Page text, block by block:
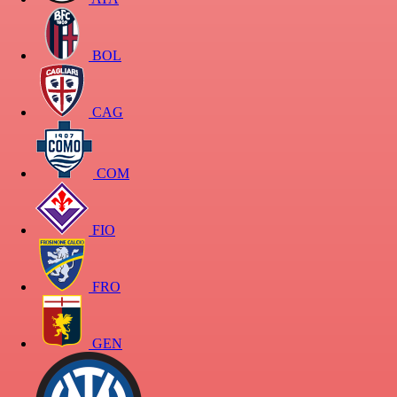
BOL
CAG
COM
FIO
FRO
GEN